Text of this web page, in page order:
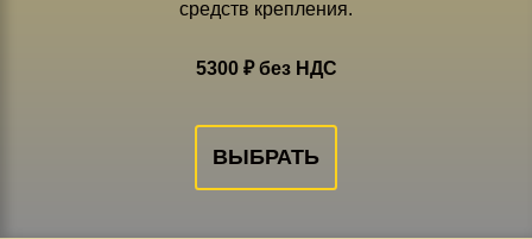
средств крепления.
5300 ₽ без НДС
ВЫБРАТЬ